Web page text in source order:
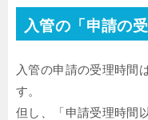
入管の「申請の受
入管の申請の受理時間
す。
但し、「申請受理時間